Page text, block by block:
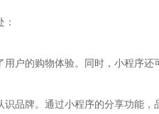
户的购物体验。同时，小程序
品牌。通过小程序的分享功能，